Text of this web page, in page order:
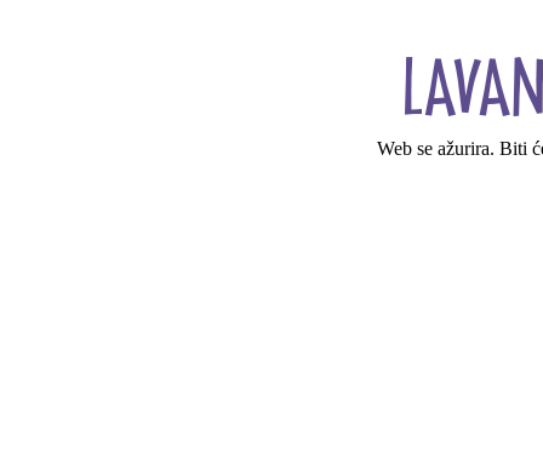
Web se ažurira. Biti